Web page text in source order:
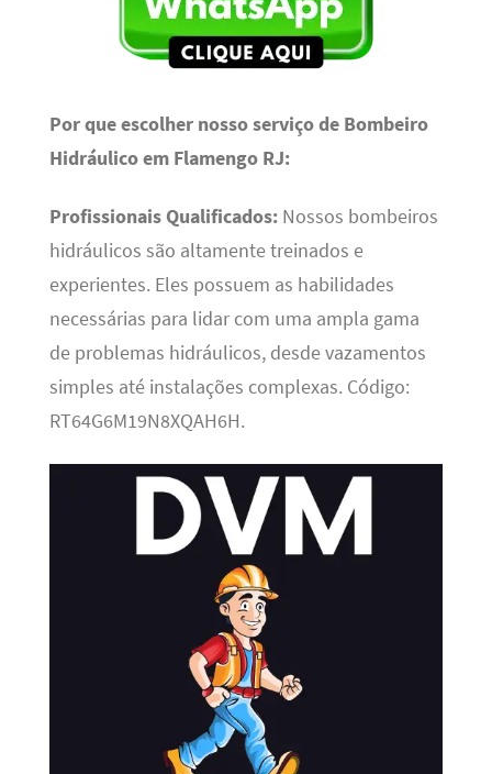
Por que escolher nosso serviço de Bombeiro
Hidráulico em Flamengo RJ:
Profissionais Qualificados:Nossos bombeiros
hidráulicos são altamente treinados e
experientes. Eles possuem as habilidades
necessárias para lidar com uma ampla gama
de problemas hidráulicos, desde vazamentos
simples até instalações complexas. Código:
RT64G6M19N8XQAH6H.